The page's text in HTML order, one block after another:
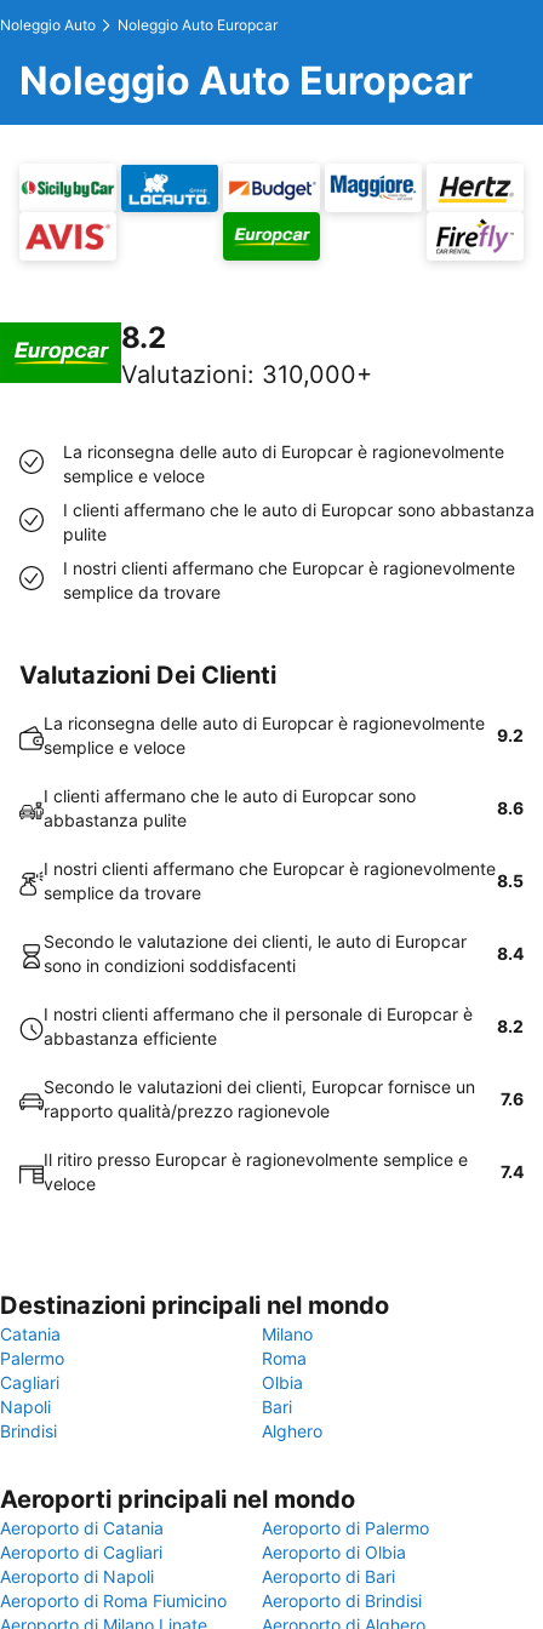
Noleggio Auto Noleggio Auto Europcar
Noleggio Auto Europcar
8.2
Valutazioni: 310,000+
La riconsegna delle auto di Europcar è ragionevolmente
semplice e veloce
I clienti affermano che le auto di Europcar sono abbastanza
pulite
I nostri clienti affermano che Europcar è ragionevolmente
semplice da trovare
Valutazioni Dei Clienti
La riconsegna delle auto di Europcar è ragionevolmente
semplice e veloce
9.2
I clienti affermano che le auto di Europcar sono
abbastanza pulite
8.6
I nostri clienti affermano che Europcar è ragionevolmente
semplice da trovare
8.5
Secondo le valutazione dei clienti, le auto di Europcar
sono in condizioni soddisfacenti
8.4
I nostri clienti affermano che il personale di Europcar è
abbastanza efficiente
8.2
Secondo le valutazioni dei clienti, Europcar fornisce un
rapporto qualità/prezzo ragionevole
7.6
Il ritiro presso Europcar è ragionevolmente semplice e
veloce
7.4
Destinazioni principali nel mondo
Catania
Milano
Palermo
Roma
Cagliari
Olbia
Napoli
Bari
Brindisi
Alghero
Aeroporti principali nel mondo
Aeroporto di Catania
Aeroporto di Palermo
Aeroporto di Cagliari
Aeroporto di Olbia
Aeroporto di Napoli
Aeroporto di Bari
Aeroporto di Roma Fiumicino
Aeroporto di Brindisi
Aeroporto di Milano Linate
Aeroporto di Alghero